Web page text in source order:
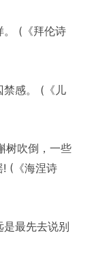
。 (《拜伦诗
禁感。 (《儿
树吹倒，一些
! (《海涅诗
是最先去说别